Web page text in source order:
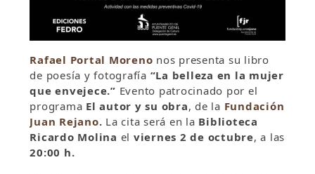
Rafael Portal Moreno nos presenta su libro
de poesía y fotografía “La belleza en la mujer
que envejece.” Evento patrocinado por el
programa El autor y su obra, de la Fundación
Juan Rejano. La cita será en la Biblioteca
Ricardo Molina el viernes 2 de octubre, a las
20:00 h.